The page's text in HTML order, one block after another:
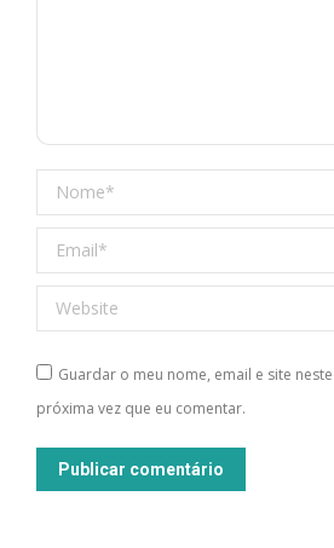
Nome *
Email *
Website
Guardar o meu nome, email e site
próxima vez que eu comentar.
Publicar comentário